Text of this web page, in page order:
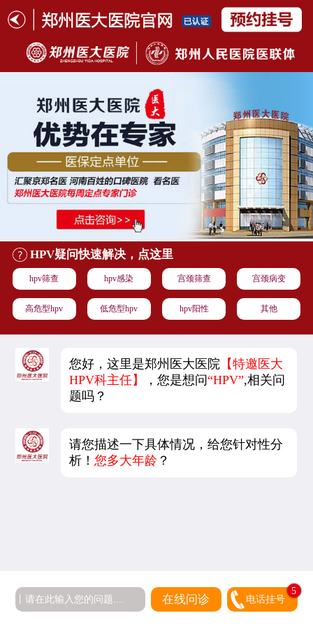
HPV疑问快速解决，点这里
hpv筛查 hpv感染 宫颈筛查 宫颈病变
高危型hpv 低危型hpv hpv阳性 其他
您好，这里是郑州医大医院【特邀医大
HPV科主任】
，您是想问“HPV”,相关问
题吗？
请您描述一下具体情况，给您针对性分
析！ 您多大年龄 ？
在线问诊 电话挂号
5